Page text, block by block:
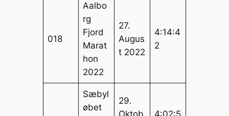
018
Aalbo
rg
Fjord
Marat
hon
2022
27.
Augus
t 2022
4:14:4
2
Sæbyl
øbet
29.